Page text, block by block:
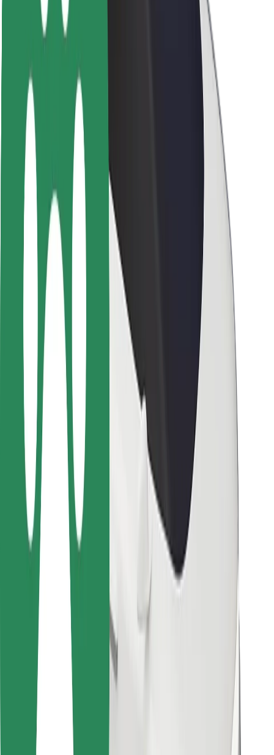
მედია
ურბანული ფონდი
მგზავრების უსაფრთხოება
მძღოლების უსაფრთხოება
სკუტერის უსაფრთხოება
უსაფრთხოება
ქალაქები
ლოკაციები
ქალაქი უკეთესობისკენ
აეროპორტები
Bolt-ის დასატენი სადგური
მხარდაჭერა
მგზავრებისთვის
მძღოლებისთვის
კურიერებისთვის
Bolt Food
ავტოპარკის მფლობელებისთვის
რესტორნებისთვის
Bolt for Business
სხვა
მომწოდებლები
წესები და პირობები
Cookies
უსაფრთხოება
მიიღე მომსახურება რამდენიმე წუთში!
იპოვე შენი საყვარელი კერძები!
გადმოწერე Bolt Food